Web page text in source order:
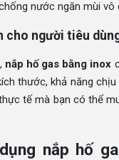
nước ngăn mùi vô
cho người tiêu
nắp hố gas bằng inox
thước, khả năng
tế mà bạn có thể
nắp hố